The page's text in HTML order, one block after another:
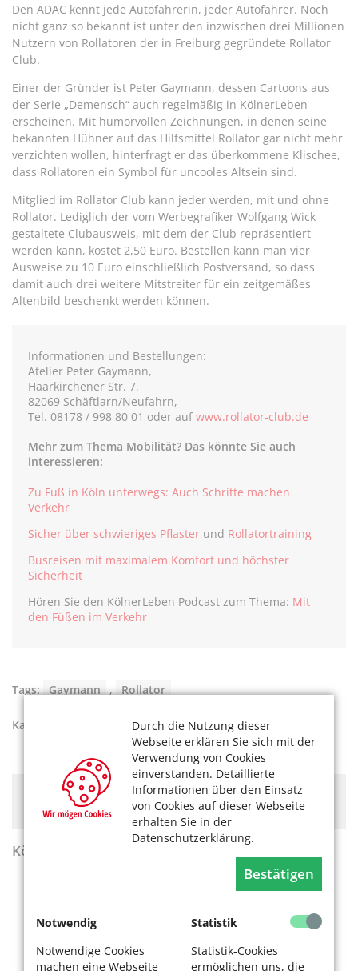
Durch die Nutzung dieser
Webseite erklären Sie sich mit der
Verwendung von Cookies
einverstanden. Detaillierte
Informationen über den Einsatz
von Cookies auf dieser Webseite
erhalten Sie in der
Datenschutzerklärung.
Bestätigen
Notwendig
Notwendige Cookies
machen eine Webseite
Statistik
Statistik-Cookies
ermöglichen uns, die
Den ADAC kennt jede Autofahrerin, jeder Autofahrer. Noch
nicht ganz so bekannt ist unter den inzwischen drei Millionen
Nutzern von Rollatoren der in Freiburg gegründete Rollator
Club.
Einer der Gründer ist Peter Gaymann, dessen Cartoons aus
der Serie „Demensch“ auch regelmäßig in KölnerLeben
erscheinen. Mit humorvollen Zeichnungen, in denen seine
bekannten Hühner auf das Hilfsmittel Rollator gar nicht mehr
verzichten wollen, hinterfragt er das überkommene Klischee,
dass Rollatoren ein Symbol für uncooles Altsein sind.
Mitglied im Rollator Club kann jeder werden, mit und ohne
Rollator. Lediglich der vom Werbegrafiker Wolfgang Wick
gestaltete Clubausweis, mit dem der Club repräsentiert
werden kann, kostet 2,50 Euro. Bestellen kann man vier
Ausweise zu 10 Euro einschließlich Postversand, so dass
damit auch drei weitere Mitstreiter für ein zeitgemäßes
Altenbild beschenkt werden können.
Informationen und Bestellungen:
Atelier Peter Gaymann,
Haarkirchener Str. 7,
82069 Schäftlarn/Neufahrn,
Tel. 08178 / 998 80 01 oder auf www.rollator-club.de
Mehr zum Thema Mobilität? Das könnte Sie auch
interessieren:
Zu Fuß in Köln unterwegs: Auch Schritte machen
Verkehr
Sicher über schwieriges Pflaster und Rollatortraining
Busreisen mit maximalem Komfort und höchster
Sicherheit
Hören Sie den KölnerLeben Podcast zum Thema: Mit
den Füßen im Verkehr
Tags: Gaymann , Rollator
Kategorien:
Hier könnte Werbung stehen, mit der wir uns
finanzieren. Bitte akzeptieren Sie dieCookie-Meldung
KölnerLeben Sommer 2026